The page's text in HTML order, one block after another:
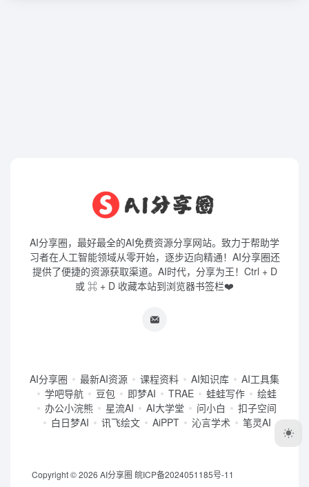
AI分享圈，最好最全的AI免费资源分享网站。致力于帮助学
习者在人工智能领域从零开始，逐步迈向精通！AI分享圈还
提供了便捷的资源获取渠道。AI时代，分享为王！Ctrl + D
或 ⌘ + D 收藏本站到浏览器书签栏❤️
AI分享圈 最新AI资源 课程资料 AI知识库
AI工具集
学吧导航
豆包 即梦AI TRAE 蛙蛙写作
绘蛙
办公小浣熊
星流AI AI大学堂 问小白
扣子空间
白日梦AI
讯飞绘文 AiPPT 沁言学术 笔灵AI
Copyright © 2026 AI分享圈 皖ICP备2024051185号-11